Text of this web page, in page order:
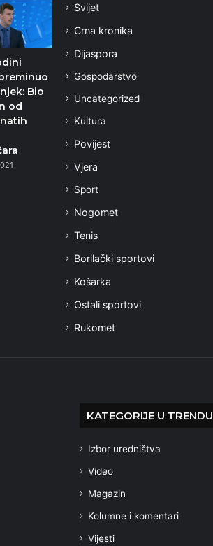
Bio
od
Svijet
Crna kronika
Dijaspora
Gospodarstvo
Uncategorized
Kultura
Povijest
Vjera
Sport
Nogomet
Tenis
Borilački sportovi
Košarka
Ostali sportovi
Rukomet
KATEGORIJE U TRENDU
Izbor uredništva
Video
Magazin
Kolumne i komentari
Vijesti